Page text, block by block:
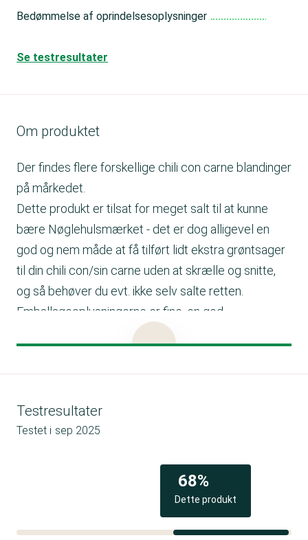
Bedømmelse af oprindelsesoplysninger
Se testresultater
Om produktet
Der findes flere forskellige chili con carne blandinger
på mårkedet.
Dette produkt er tilsat for meget salt til at kunne
bære Nøglehulsmærket - det er dog alligevel en
god og nem måde at få tilført lidt ekstra grøntsager
til din chili con/sin carne uden at skrælle og snitte,
og så behøver du evt. ikke selv salte retten.
Emballageoplysningerne er fine, en god
forbrugeroplysning ville være at tilføje en
tomaterne angivet.
Brug denne grøntsagsblanding til en lækker chili
con/sin carne.
alternativ og hakkede tomater i en tykbundet gryde.
Smag til med salt, peber, ekstra krydderier og evt.
limesaft. Server med tortilla chips, lunt brød eller ris.
Testresultater
Testet i sep 2025
Dette produkt
68%